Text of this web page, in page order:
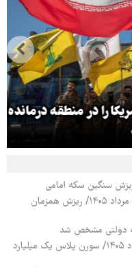
را در منطقه درمانده
قیمت محصولات ایران خودرو چهارشنبه ۱۴ مرداد ۱۴۰۵/ ریزش همزمان
دولتی مشخص شد
قیمت محصولات ایران خودرو شنبه ۱۰ مرداد ۱۴۰۵/ سورن پلاس یک میلیارد